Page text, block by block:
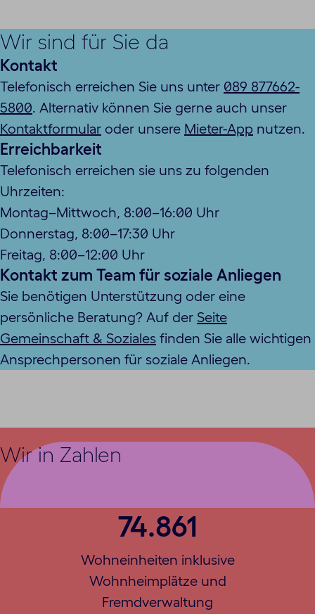
Wir sind für Sie da
Kontakt
Telefonisch erreichen Sie uns unter 089 877662-
5800. Alternativ können Sie gerne auch unser
Kontaktformular oder unsere Mieter-App nutzen.
Erreichbarkeit
Telefonisch erreichen sie uns zu folgenden
Uhrzeiten:
Montag–Mittwoch, 8:00–16:00 Uhr
Donnerstag, 8:00–17:30 Uhr
Freitag, 8:00–12:00 Uhr
Kontakt zum Team für soziale Anliegen
Sie benötigen Unterstützung oder eine
persönliche Beratung? Auf der Seite
Gemeinschaft & Soziales finden Sie alle wichtigen
Ansprechpersonen für soziale Anliegen.
Wir in Zahlen
74.861
Wohneinheiten inklusive
Wohnheimplätze und
Fremdverwaltung